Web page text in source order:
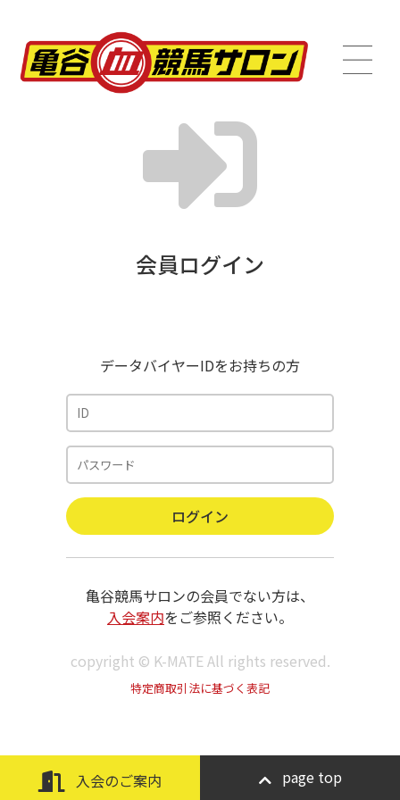
会員ログイン
データバイヤーIDをお持ちの方
亀谷競馬サロンの会員でない方は、
入会案内をご参照ください。
copyright © K-MATE All rights reserved.
特定商取引法に基づく表記
入会のご案内 page top